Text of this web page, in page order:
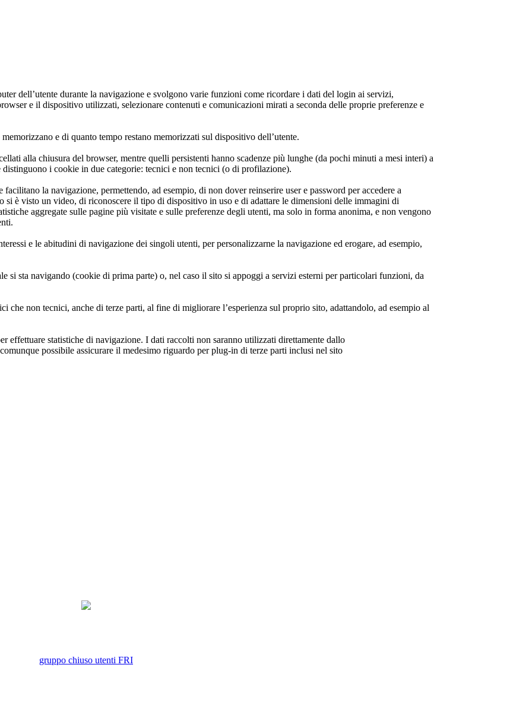
dell’utente durante la navigazione e svolgono varie funzioni come ricordare i dati del login ai servizi,
e il dispositivo utilizzati, selezionare contenuti e comunicazioni mirati a seconda delle proprie preferenze e
e di quanto tempo restano memorizzati sul dispositivo dell’utente.
alla chiusura del browser, mentre quelli persistenti hanno scadenze più lunghe (da pochi minuti a mesi interi) a
i cookie in due categorie: tecnici e non tecnici (o di profilazione).
facilitano la navigazione, permettendo, ad esempio, di non dover reinserire user e password per accedere a
è visto un video, di riconoscere il tipo di dispositivo in uso e di adattare le dimensioni delle immagini di
aggregate sulle pagine più visitate e sulle preferenze degli utenti, ma solo in forma anonima, e non vengono
e le abitudini di navigazione dei singoli utenti, per personalizzarne la navigazione ed erogare, ad esempio,
si sta navigando (cookie di prima parte) o, nel caso il sito si appoggi a servizi esterni per particolari funzioni, da
che non tecnici, anche di terze parti, al fine di migliorare l’esperienza sul proprio sito, adattandolo, ad esempio al
effettuare statistiche di navigazione. I dati raccolti non saranno utilizzati direttamente dallo
possibile assicurare il medesimo riguardo per plug-in di terze parti inclusi nel sito
gruppo chiuso utenti FRI